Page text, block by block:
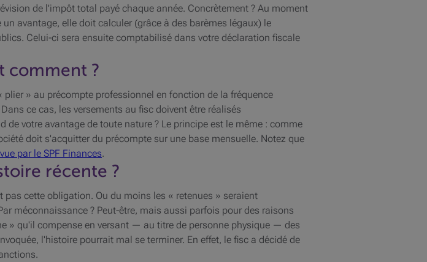
de l'impôt total payé chaque année. Concrètement ? Au moment
avantage, elle doit calculer (grâce à des barèmes légaux) le
Celui-ci sera ensuite comptabilisé dans votre déclaration fiscale
comment ?
plier » au précompte professionnel en fonction de la fréquence
ce cas, les versements au fisc doivent être réalisés
votre avantage de toute nature ? Le principe est le même : comme
doit s'acquitter du précompte sur une base mensuelle. Notez que
par le SPF Finances.
récente ?
cette obligation. Ou du moins les « retenues » seraient
méconnaissance ? Peut-être, mais aussi parfois pour des raisons
» qu'il compense en versant — au titre de personne physique — des
l'histoire pourrait mal se terminer. En effet, le fisc a décidé de